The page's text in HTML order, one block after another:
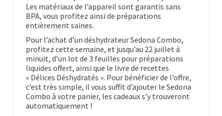
Les matériaux de l’appareil sont garantis sans
BPA, vous profitez ainsi de préparations
entièrement saines.
Pour l’achat d’un déshydrateur Sedona Combo,
profitez cette semaine, et jusqu’au 22 juillet à
minuit, d’un lot de 3 feuilles pour préparations
liquides offert, ainsi que le livre de recettes
« Délices Déshydratés ». Pour bénéficier de l’offre,
c’est très simple, il vous suffit d’ajouter le Sedona
Combo à votre panier, les cadeaux s’y trouveront
automatiquement !